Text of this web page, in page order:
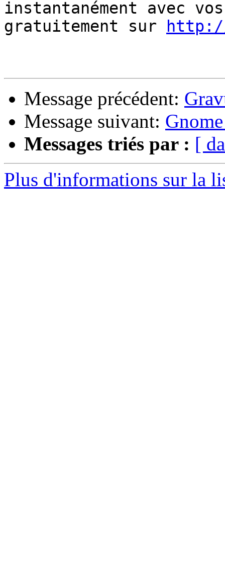
instantanément avec
gratuitement sur
http://
Message précédent:
Message suivant:
Messages triés par : [
Plus d'informations sur la